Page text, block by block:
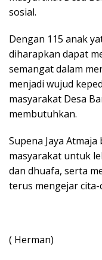
sosial.
Dengan 115 anak
diharapkan dapat
semangat dalam
menjadi wujud
masyarakat Desa
membutuhkan.
Supena Jaya
masyarakat untuk
dan dhuafa, serta
terus mengejar
( Herman)